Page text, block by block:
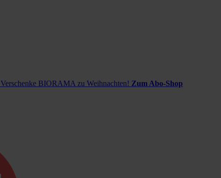
Verschenke BIORAMA zu Weihnachten! Zum Abo-Shop